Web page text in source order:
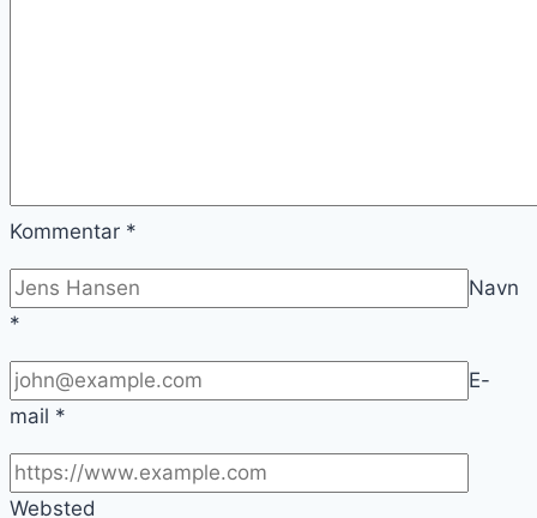
Kommentar *
Navn
*
E-
mail *
Websted